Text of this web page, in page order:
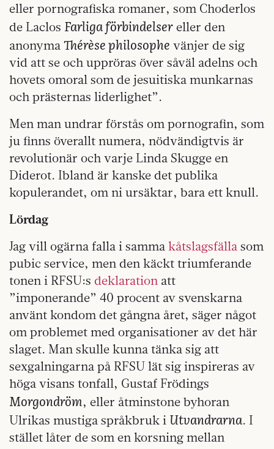
eller pornografiska romaner, som Choderlos
de Laclos Farliga förbindelser eller den
anonyma Thérèse philosophe vänjer de sig
vid att se och uppröras över såväl adelns och
hovets omoral som de jesuitiska munkarnas
och prästernas liderlighet”.
Men man undrar förstås om pornografin, som
ju finns överallt numera, nödvändigtvis är
revolutionär och varje Linda Skugge en
Diderot. Ibland är kanske det publika
kopulerandet, om ni ursäktar, bara ett knull.
Lördag
Jag vill ogärna falla i samma kåtslagsfälla som
pubic service, men den käckt triumferande
tonen i RFSU:s deklarationatt
”imponerande” 40 procent av svenskarna
använt kondom det gångna året, säger något
om problemet med organisationer av det här
slaget. Man skulle kunna tänka sig att
sexgalningarna på RFSU lät sig inspireras av
höga visans tonfall, Gustaf Frödings
Morgondröm, eller åtminstone byhoran
Ulrikas mustiga språkbruk i Utvandrarna. I
stället låter de som en korsning mellan